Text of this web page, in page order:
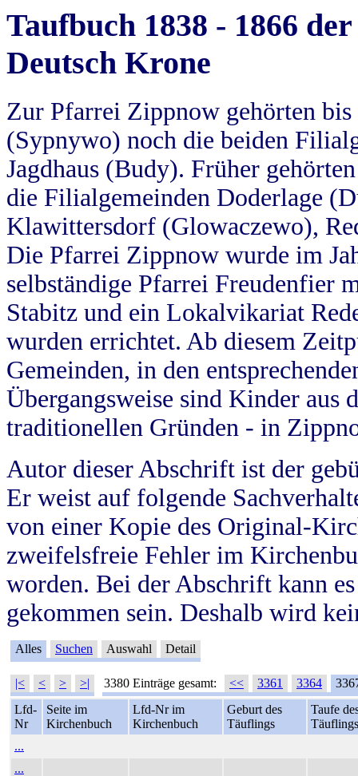
Taufbuch 1838 - 1866
Deutsch Krone
Zur Pfarrei Zippnow gehörten
(Sypnywo) noch die beiden
Jagdhaus (Budy). Früher
die Filialgemeinden Doderlage
Klawittersdorf (Glowaczewo),
Die Pfarrei Zippnow wurde im
selbständige Pfarrei Freudenfier
Stabitz und ein Lokalvikariat
wurden errichtet. Ab diesem
Gemeinden, in den
Übergangsweise sind Kinder aus
traditionellen Gründen - in
Autor dieser Abschrift ist der
Er weist auf folgende
von einer Kopie des Original-
zweifelsfreie Fehler im
worden. Bei der Abschrift kann
gekommen sein. Deshalb wird
Alles Suchen Auswahl Detail
|< < > >| 3380 Einträge gesamt: << 3361 3364
Lfd-
Nr
Seite im
Kirchenbuch
Lfd-Nr im
Kirchenbuch
Geburt des
Täuflings
Taufe
Täuflings
...
...